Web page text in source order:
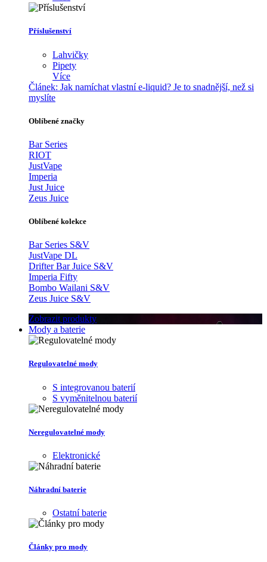
Příslušenství
Lahvičky
Pipety
Více
Článek: Jak namíchat vlastní e-liquid? Je to snadnější, než si
myslíte
Oblíbené značky
Bar Series
RIOT
JustVape
Imperia
Just Juice
Zeus Juice
Oblíbené kolekce
Bar Series S&V
JustVape DL
Drifter Bar Juice S&V
Imperia Fifty
Bombo Wailani S&V
Zeus Juice S&V
Zobrazit produkty
Mody a baterie
Regulovatelné mody
S integrovanou baterií
S vyměnitelnou baterií
Neregulovatelné mody
Elektronické
Náhradní baterie
Ostatní baterie
Články pro mody